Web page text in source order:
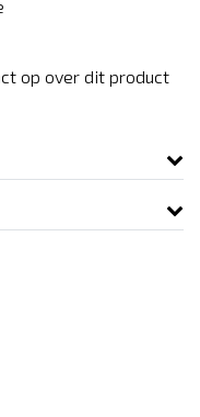
op over dit product